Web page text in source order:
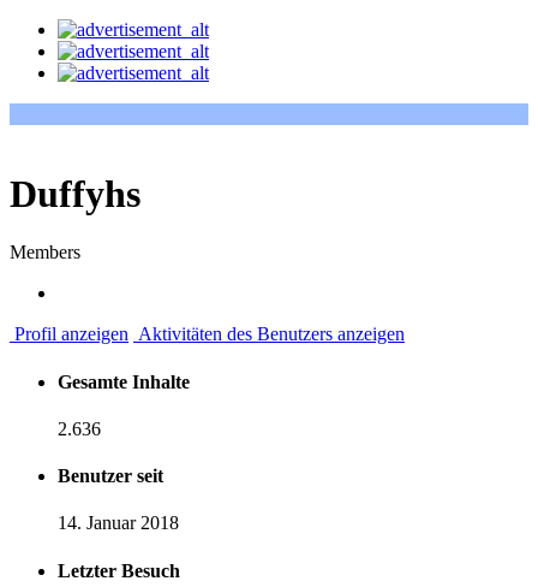
Duffyhs
Members
Profil anzeigen Aktivitäten des Benutzers anzeigen
Gesamte Inhalte
2.636
Benutzer seit
14. Januar 2018
Letzter Besuch